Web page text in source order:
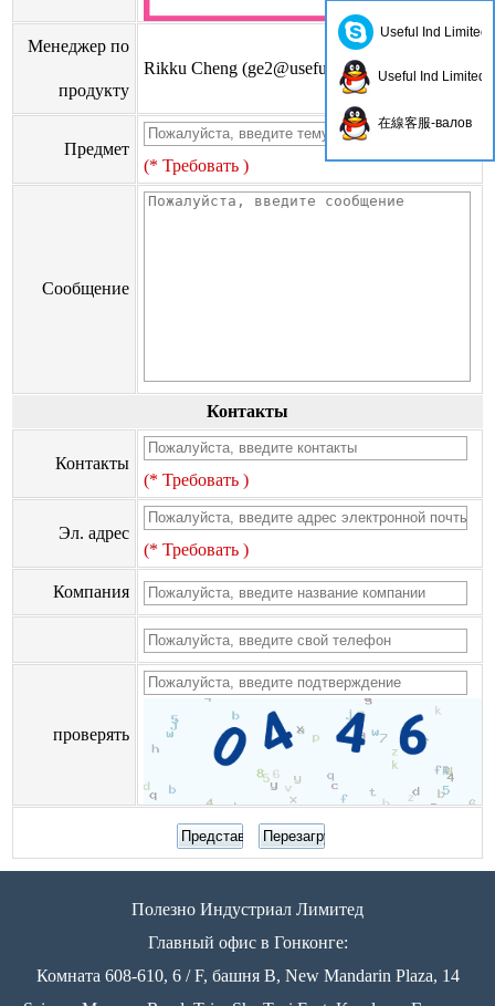
Менеджер по
продукту
Rikku Cheng (ge2@usefulhk.com )
Предмет
(* Требовать )
Сообщение
Контакты
Контакты
(* Требовать )
Эл. адрес
(* Требовать )
Компания
проверять
Полезно Индустриал Лимитед
Главный офис в Гонконге:
Комната 608-610, 6 / F, башня B, New Mandarin Plaza, 14
Useful Ind Limited
Useful Ind Limited
在線客服-валов